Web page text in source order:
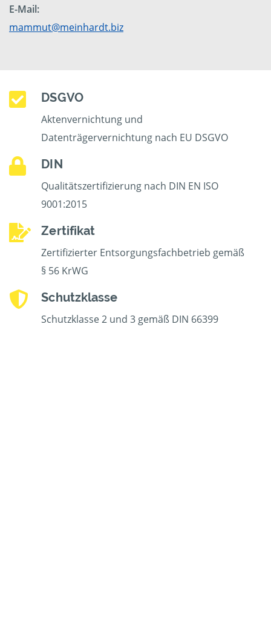
E-Mail:
mammut@meinhardt.biz
DSGVO
Aktenvernichtung und
Datenträgervernichtung nach EU DSGVO
DIN
Qualitätszertifizierung nach DIN EN ISO
9001:2015
Zertifikat
Zertifizierter Entsorgungsfachbetrieb gemäß
§ 56 KrWG
Schutzklasse
Schutzklasse 2 und 3 gemäß DIN 66399